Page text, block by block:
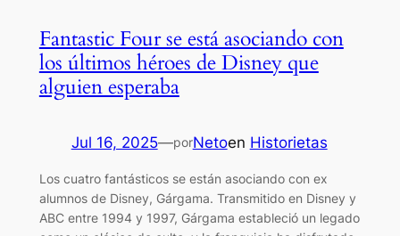
Fantastic Four se está asociando con
los últimos héroes de Disney que
alguien esperaba
Jul 16, 2025—porNetoen Historietas
Los cuatro fantásticos se están asociando con ex
alumnos de Disney, Gárgama. Transmitido en Disney y
ABC entre 1994 y 1997, Gárgama estableció un legado